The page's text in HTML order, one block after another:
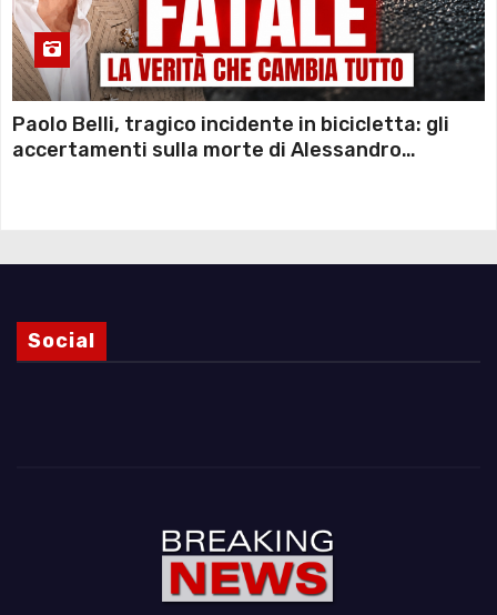
Paolo Belli, tragico incidente in bicicletta: gli
accertamenti sulla morte di Alessandro
Social